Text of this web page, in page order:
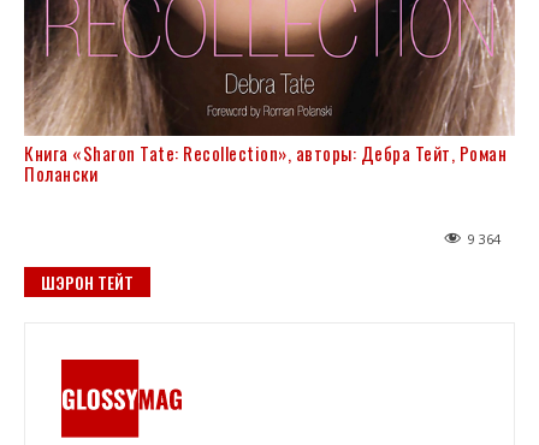
Книга «Sharon Tate: Recollection», авторы: Дебра Тейт, Роман
Полански
9 364
ШЭРОН ТЕЙТ